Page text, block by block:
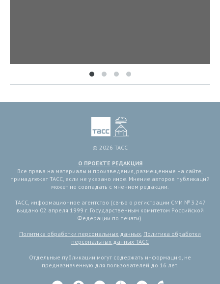
© 2026 ТАСС
О ПРОЕКТЕ РЕДАКЦИЯ
Все права на материалы и произведения, размещенные на сайте,
принадлежат ТАСС, если не указано иное. Мнение авторов публикаций
может не совпадать с мнением редакции.
ТАСС, информационное агентство (св-во о регистрации СМИ № 3 247
выдано 02 апреля 1999 г. Государственным комитетом Российской
Федерации по печати).
Политика обработки персональных данных, Политика обработки
персональных данных ТАСС
Отдельные публикации могут содержать информацию, не
предназначенную для пользователей до 16 лет.